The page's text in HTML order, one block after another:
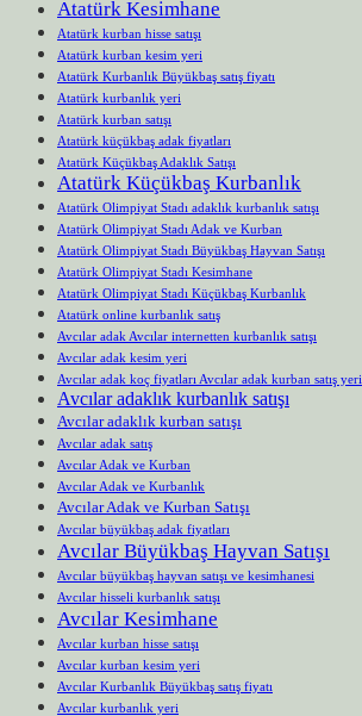
Atatürk Kesimhane
Atatürk kurban hisse satışı
Atatürk kurban kesim yeri
Atatürk Kurbanlık Büyükbaş satış fiyatı
Atatürk kurbanlık yeri
Atatürk kurban satışı
Atatürk küçükbaş adak fiyatları
Atatürk Küçükbaş Adaklık Satışı
Atatürk Küçükbaş Kurbanlık
Atatürk Olimpiyat Stadı adaklık kurbanlık satışı
Atatürk Olimpiyat Stadı Adak ve Kurban
Atatürk Olimpiyat Stadı Büyükbaş Hayvan Satışı
Atatürk Olimpiyat Stadı Kesimhane
Atatürk Olimpiyat Stadı Küçükbaş Kurbanlık
Atatürk online kurbanlık satış
Avcılar adak Avcılar internetten kurbanlık satışı
Avcılar adak kesim yeri
Avcılar adak koç fiyatları Avcılar adak kurban satış yeri
Avcılar adaklık kurbanlık satışı
Avcılar adaklık kurban satışı
Avcılar adak satış
Avcılar Adak ve Kurban
Avcılar Adak ve Kurbanlık
Avcılar Adak ve Kurban Satışı
Avcılar büyükbaş adak fiyatları
Avcılar Büyükbaş Hayvan Satışı
Avcılar büyükbaş hayvan satışı ve kesimhanesi
Avcılar hisseli kurbanlık satışı
Avcılar Kesimhane
Avcılar kurban hisse satışı
Avcılar kurban kesim yeri
Avcılar Kurbanlık Büyükbaş satış fiyatı
Avcılar kurbanlık yeri